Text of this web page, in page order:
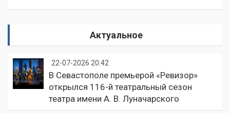
Актуальное
22-07-2026 20:42
В Севастополе премьерой «Ревизор»
открылся 116-й театральный сезон
театра имени А. В. Луначарского